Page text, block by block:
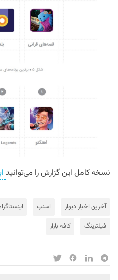
نسخه کامل این گزارش را می‌توانید
آخرین اخبار دیوار اسنپ
فیلترینگ
کافه بازار